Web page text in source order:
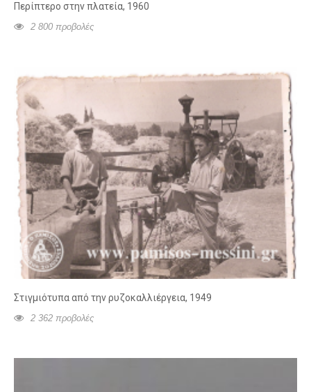
Περίπτερο στην πλατεία, 1960
2 800 προβολές
Στιγμιότυπα από την ρυζοκαλλιέργεια, 1949
2 362 προβολές